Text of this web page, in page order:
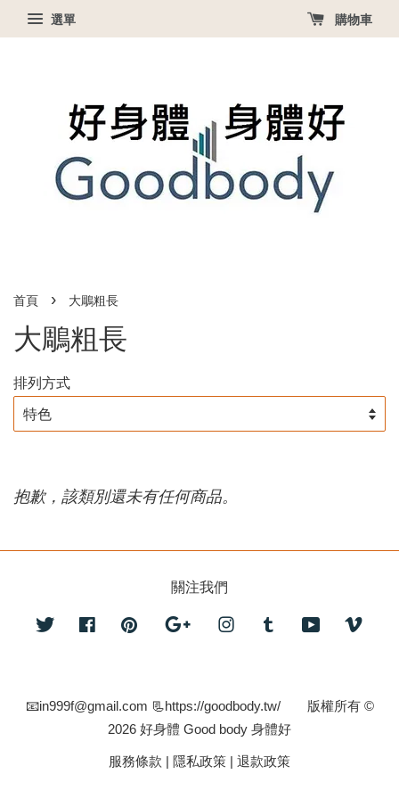
選單 購物車
首頁 › 大鵰粗長
大鵰粗長
排列方式
抱歉，該類別還未有任何商品。
關注我們
Twitter FacebookPinterest Google InstagramTumblr YouTube
📧in999f@gmail.com 📃https://goodbody.tw/ 版權所有 ©
2026 好身體 Good body 身體好
服務條款 | 隱私政策 | 退款政策